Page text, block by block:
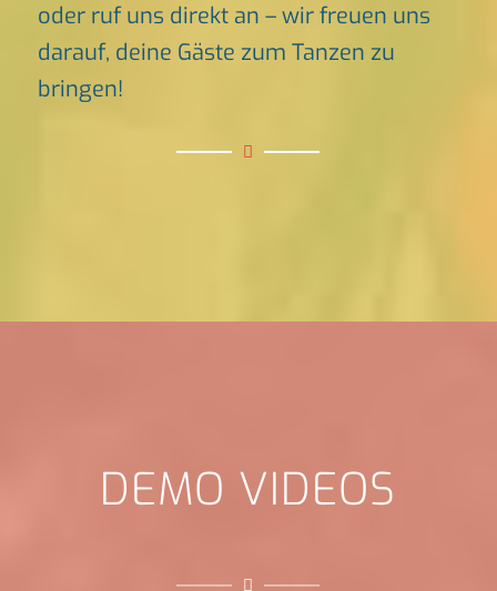
oder ruf uns direkt an – wir freuen uns
darauf, deine Gäste zum Tanzen zu
bringen!
DEMO VIDEOS